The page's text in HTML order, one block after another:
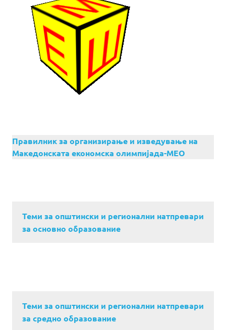
Правилник за организирање и изведување на
Македонската економска олимпијада-МЕО
Теми за општински и регионални натпревари
за основно образование
Теми за општински и регионални натпревари
за средно образование